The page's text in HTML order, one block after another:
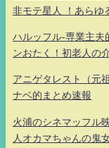
非モテ星人 ！あらゆ
ハルッフル-専業主夫
ンおたく！初老人の
アニゲタレスト（元
ナベ的まとめ速報
火浦のシネマッフル
人オカマちゃんの鬼